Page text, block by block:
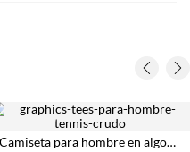
Camiseta para hombre en algodón blanca regular con gráfico